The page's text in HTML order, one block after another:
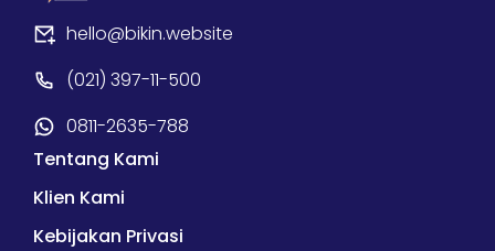
hello@bikin.website
(021) 397-11-500
0811-2635-788
Tentang Kami
Klien Kami
Kebijakan Privasi